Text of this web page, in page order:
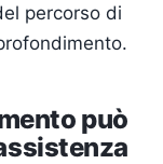
percorso di
può